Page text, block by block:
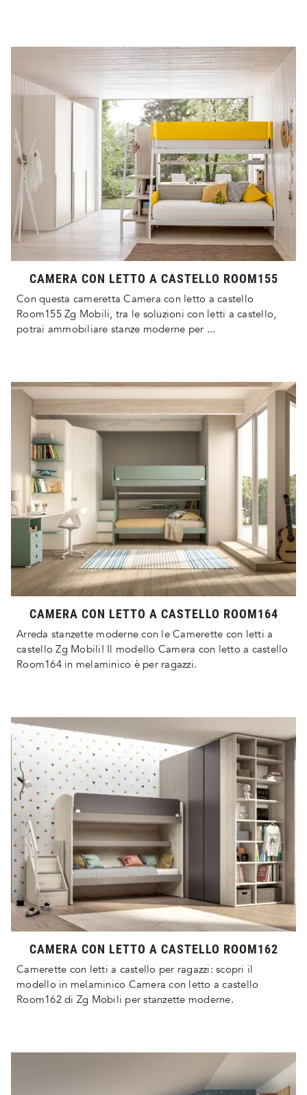
CAMERA CON LETTO A CASTELLO ROOM155
Con questa cameretta Camera con letto a castello
Room155 Zg Mobili, tra le soluzioni con letti a castello,
potrai ammobiliare stanze moderne per ...
CAMERA CON LETTO A CASTELLO ROOM164
Arreda stanzette moderne con le Camerette con letti a
castello Zg Mobili! Il modello Camera con letto a castello
Room164 in melaminico è per ragazzi.
CAMERA CON LETTO A CASTELLO ROOM162
Camerette con letti a castello per ragazzi: scopri il
modello in melaminico Camera con letto a castello
Room162 di Zg Mobili per stanzette moderne.